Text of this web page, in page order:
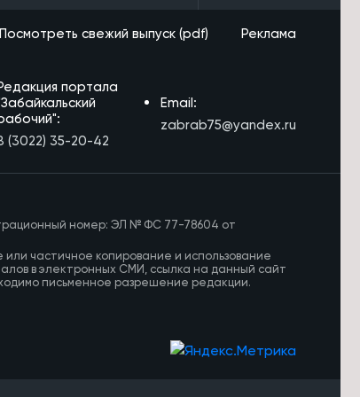
Посмотреть свежий выпуск (pdf) Реклама
портала
(3022) 35-20-42
Email:
zabrab75@yandex.ru
номер: ЭЛ № ФС 77-78604 от
частичное копирование и использование
в электронных СМИ, ссылка на данный сайт
письменное разрешение редакции.